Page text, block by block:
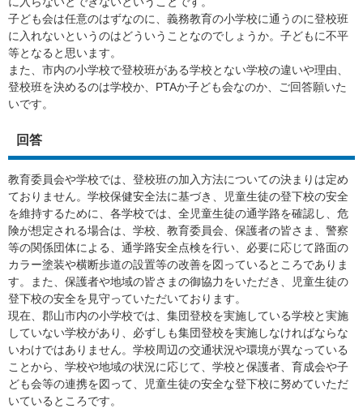
子ども会は任意のはずなのに、義務教育の小学校に通うのに登校班
に入れないというのはどういうことなのでしょうか。子どもに不平
等となると思います。
また、市内の小学校で登校班がある学校とない学校の違いや理由、
登校班を決めるのは学校か、PTAか子ども会なのか、ご回答願いた
いです。​
回答
教育委員会や学校では、登校班の加入方法についての決まりは定め
ておりません。学校保健安全法に基づき、児童生徒の登下校の安全
を維持するために、各学校では、全児童生徒の通学路を確認し、危
険が想定される場合は、学校、教育委員会、保護者の皆さま、警察
等の関係団体による、通学路安全点検を行い、必要に応じて路面の
カラー塗装や横断歩道の設置等の改善を図っているところでありま
す。また、保護者や地域の皆さまの御協力をいただき、児童生徒の
登下校の安全を見守っていただいております。
現在、郡山市内の小学校では、集団登校を実施している学校と実施
していない学校があり、必ずしも集団登校を実施しなければならな
いわけではありません。学校周辺の交通状況や環境が異なっている
ことから、学校や地域の状況に応じて、学校と保護者、育成会や子
ども会等の連携を図って、児童生徒の安全な登下校に努めていただ
いているところです。​